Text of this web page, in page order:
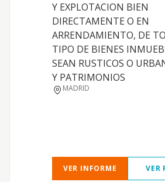
Y EXPLOTACION BIEN
DIRECTAMENTE O EN
ARRENDAMIENTO, DE
TIPO DE BIENES
SEAN RUSTICOS O
Y PATRIMONIOS
MADRID
VER INFORME VER